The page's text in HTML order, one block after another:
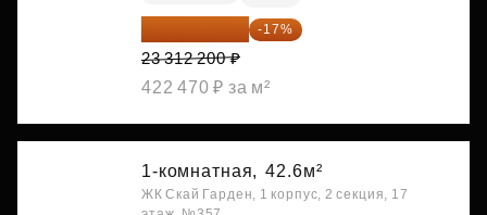
19 349 126 ₽ -17%
23 312 200 ₽
422 470 ₽ за м²
1-комнатная, 42.6м²
ЖК Скай Гарден, 1 корпус, 2 секция, 17